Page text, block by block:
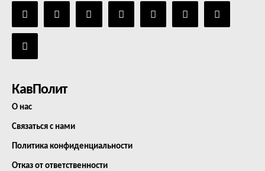
КавПолит
О нас
Связаться с нами
Политика конфиденциальности
Отказ от ответственности